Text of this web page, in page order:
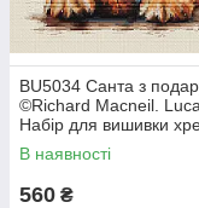
BU5034 Санта з
©Richard Macneil.
Набір для вишивки
В наявності
560 ₴